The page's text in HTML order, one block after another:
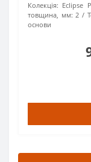
Колекція: Eclipse
товщина, мм: 2
основи